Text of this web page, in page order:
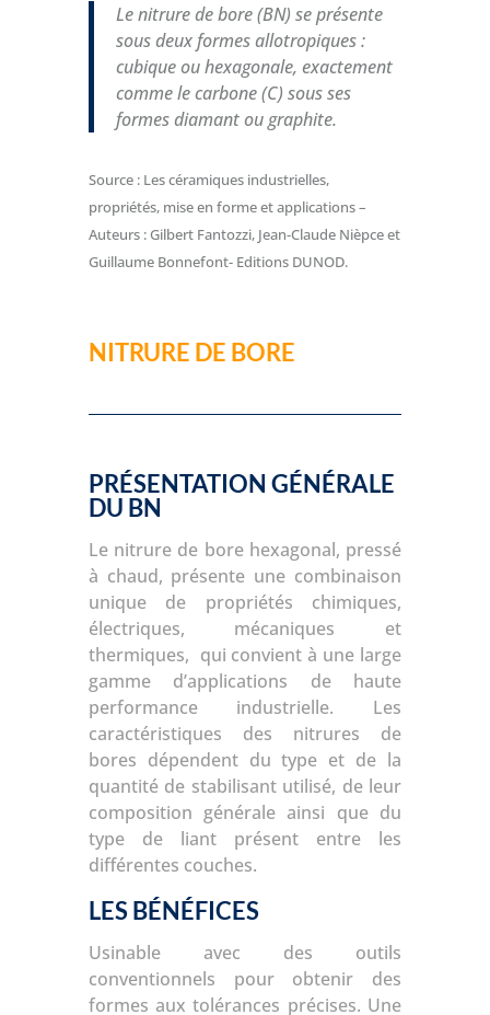
Le nitrure de bore (BN) se présente
sous deux formes allotropiques :
cubique ou hexagonale, exactement
comme le carbone (C) sous ses
formes diamant ou graphite.
Source : Les céramiques industrielles,
propriétés, mise en forme et applications –
Auteurs : Gilbert Fantozzi, Jean-Claude Nièpce et
Guillaume Bonnefont- Editions DUNOD.
NITRURE DE BORE
PRÉSENTATION GÉNÉRALE
DU BN
Le nitrure de bore hexagonal, pressé
à chaud, présente une combinaison
unique de propriétés chimiques,
électriques, mécaniques et
thermiques, qui convient à une large
gamme d’applications de haute
performance industrielle. Les
caractéristiques des nitrures de
bores dépendent du type et de la
quantité de stabilisant utilisé, de leur
composition générale ainsi que du
type de liant présent entre les
différentes couches.
LES BÉNÉFICES
Usinable avec des outils
conventionnels pour obtenir des
formes aux tolérances précises. Une